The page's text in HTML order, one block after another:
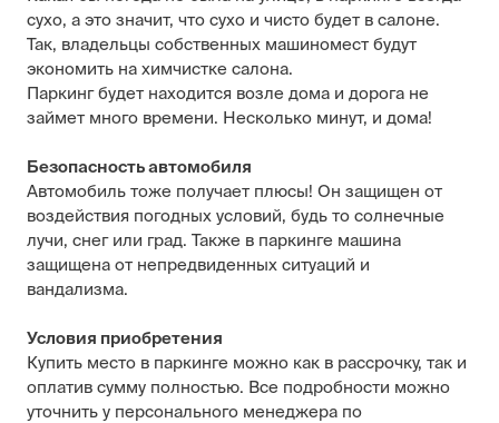
сухо, а это значит, что сухо и чисто будет в салоне.
Так, владельцы собственных машиномест будут
экономить на химчистке салона.
Паркинг будет находится возле дома и дорога не
займет много времени. Несколько минут, и дома!
Безопасность автомобиля
Автомобиль тоже получает плюсы! Он защищен от
воздействия погодных условий, будь то солнечные
лучи, снег или град. Также в паркинге машина
защищена от непредвиденных ситуаций и
вандализма.
Условия приобретения
Купить место в паркинге можно как в рассрочку, так и
оплатив сумму полностью. Все подробности можно
уточнить у персонального менеджера по